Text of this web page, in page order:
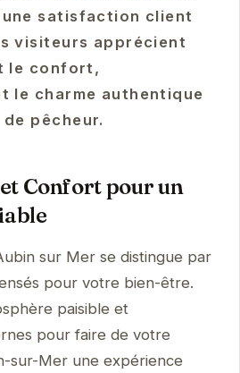
satisfaction client
visiteurs apprécient
le confort,
le charme authentique
pêcheur.
Confort pour un
sur Mer se distingue par
pour votre bien-être.
paisible et
pour faire de votre
sur-Mer une expérience